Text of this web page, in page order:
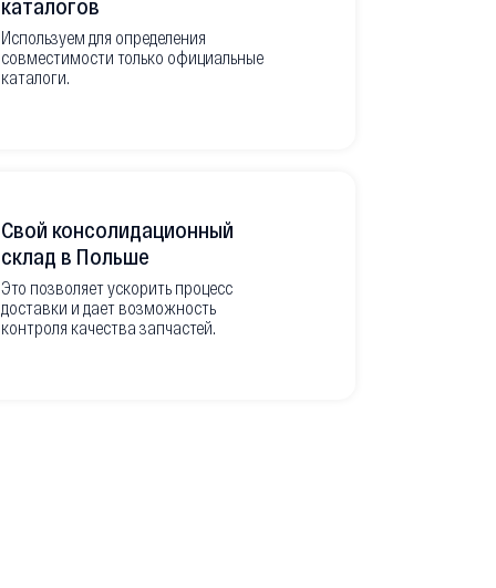
каталогов
Используем для определения
совместимости только официальные
каталоги.
Свой консолидационный
склад в Польше
Это позволяет ускорить процесс
доставки и дает возможность
контроля качества запчастей.